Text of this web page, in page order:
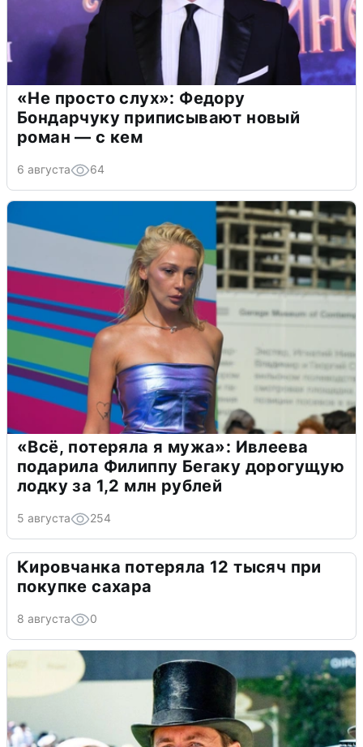
«Не просто слух»: Федору
Бондарчуку приписывают новый
роман — с кем
6 августа 64
«Всё, потеряла я мужа»: Ивлеева
подарила Филиппу Бегаку дорогущую
лодку за 1,2 млн рублей
5 августа 254
Кировчанка потеряла 12 тысяч при
покупке сахара
8 августа 0